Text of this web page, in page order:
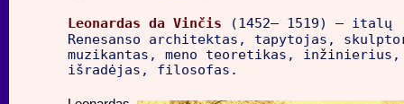
Leonardas da Vinčis (1452– 1519) – italų
Renesanso architektas, tapytojas,
muzikantas, meno teoretikas, inžinierius,
išradėjas, filosofas.